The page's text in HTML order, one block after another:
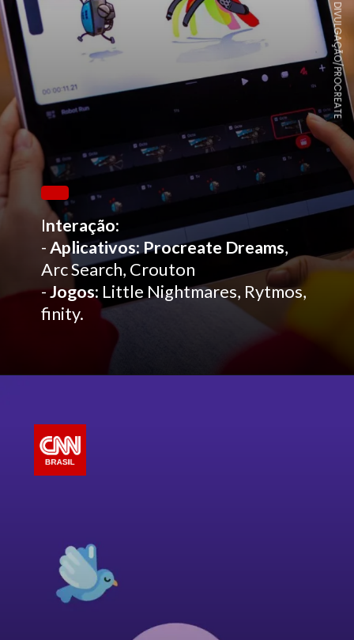
Interação:
-Aplicativos: Procreate Dreams,
Arc Search, Crouton
-Jogos: Little Nightmares, Rytmos,
finity.
DIVULGAÇÃO/PROCREATE